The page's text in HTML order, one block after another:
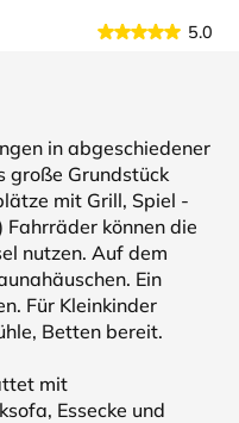
5.0
in abgeschiedener
große Grundstück
mit Grill, Spiel -
Fahrräder können die
nutzen. Auf dem
Ein
Für Kleinkinder
Betten bereit.
mit
Essecke und